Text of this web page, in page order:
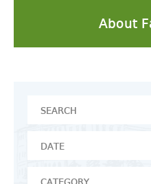
About